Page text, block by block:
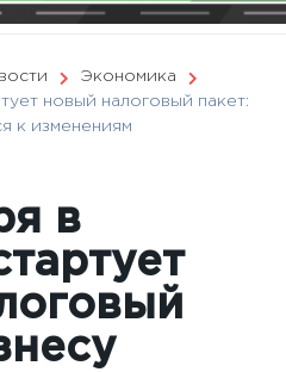
Экономика
новый налоговый пакет:
к изменениям
в